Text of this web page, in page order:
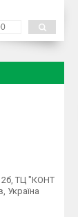
2б, ТЦ "КОНТ
Україна